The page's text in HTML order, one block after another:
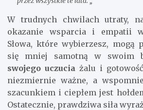
W trudnych chwilach utraty,
okazanie wsparcia i empatii
Słowa, które wybierzesz, mogą
się mniej samotną w swoim
swojego uczucia żalu i
niezmiernie ważne, a
szacunkiem i ciepłem jest
Ostatecznie, prawdziwa siła